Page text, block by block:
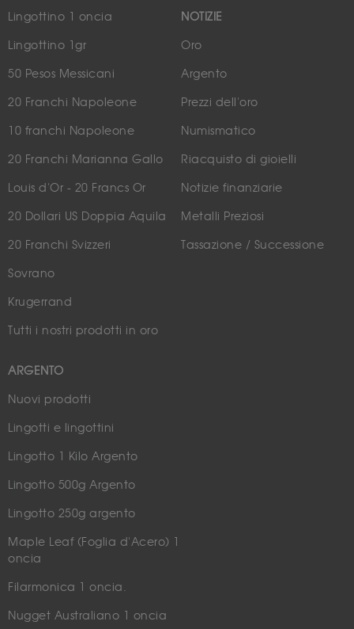
Lingottino 1 oncia
Lingottino 1gr
50 Pesos Messicani
20 Franchi Napoleone
10 franchi Napoleone
20 Franchi Marianna Gallo
Louis d'Or - 20 Francs Or
20 Dollari US Doppia Aquila
20 Franchi Svizzeri
Sovrano
Krugerrand
Tutti i nostri prodotti in oro
ARGENTO
Nuovi prodotti
Lingotti e lingottini
Lingotto 1 Kilo Argento
Lingotto 500g Argento
Lingotto 250g argento
Maple Leaf (Foglia d'Acero) 1
oncia
Filarmonica 1 oncia.
Nugget Australiano 1 oncia
NOTIZIE
Oro
Argento
Prezzi dell'oro
Numismatico
Riacquisto di gioielli
Notizie finanziarie
Metalli Preziosi
Tassazione / Successione